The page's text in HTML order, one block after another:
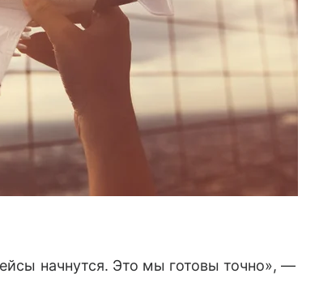
начнутся. Это мы готовы точно», —